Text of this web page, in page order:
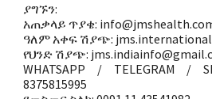
ያግኙን:
አጠቃላይ ጥያቄ:
ዓለም አቀፍ ሽያጭ:
የህንድ ሽያጭ:
WHATSAPP / TELEGRAM /
8375815995